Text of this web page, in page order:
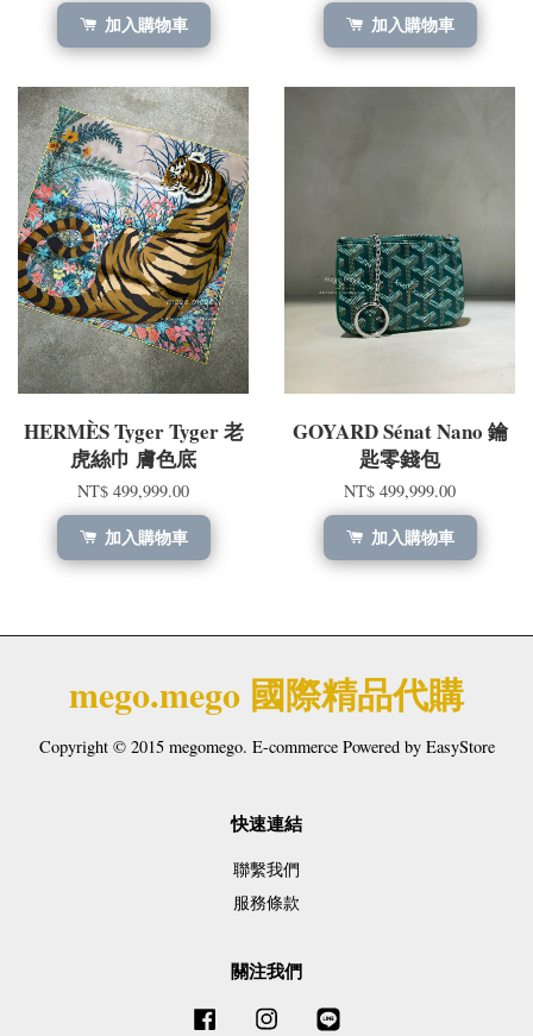
加入購物車 加入購物車
HERMÈS Tyger Tyger 老
虎絲巾 膚色底
NT$ 499,999.00
加入購物車
GOYARD Sénat Nano 鑰
匙零錢包
NT$ 499,999.00
加入購物車
mego.mego 國際精品代購
Copyright © 2015 megomego. E-commerce Powered by EasyStore
快速連結
聯繫我們
服務條款
關注我們
Facebook Instagram